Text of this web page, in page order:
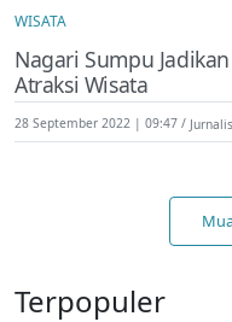
WISATA
Nagari Sumpu
Atraksi Wisata
28 September 2022 | 09:47
Terpopuler